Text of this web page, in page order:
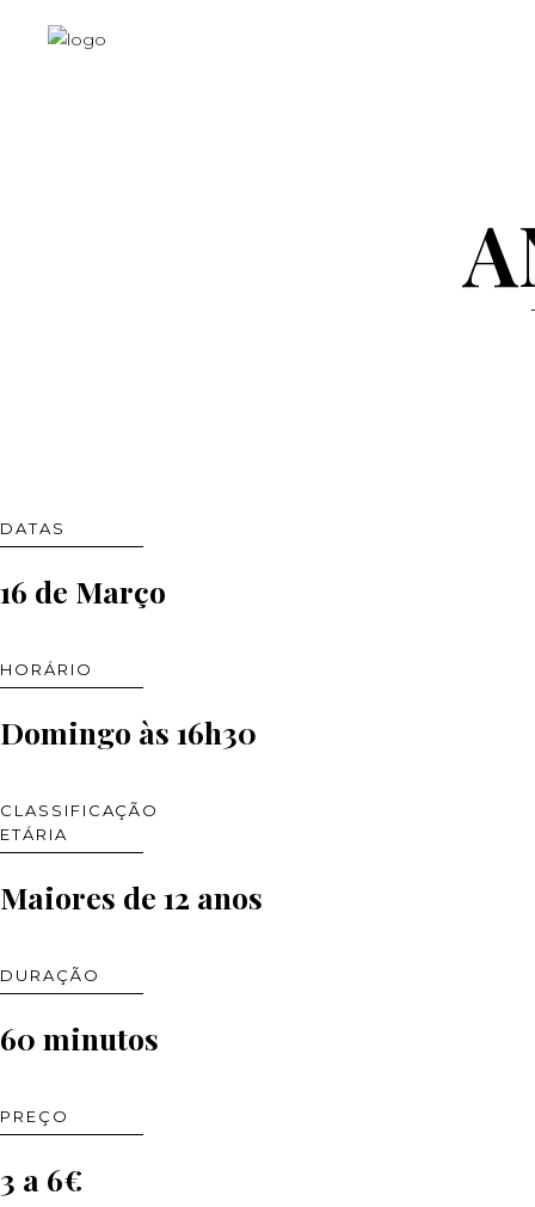
DATAS
16 de Março
HORÁRIO
Domingo às 16h30
CLASSIFICAÇÃO
ETÁRIA
Maiores de 12 anos
DURAÇÃO
60 minutos
PREÇO
3 a 6€